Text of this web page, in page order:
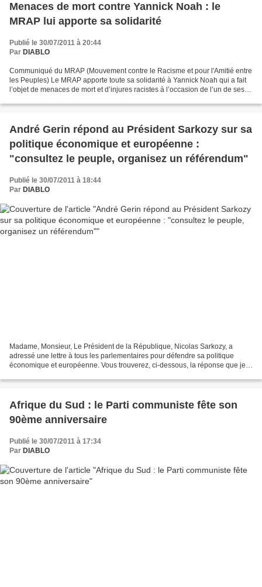
Menaces de mort contre Yannick Noah : le
MRAP lui apporte sa solidarité
Publié le 30/07/2011 à 20:44
Par DIABLO
Communiqué du MRAP (Mouvement contre le Racisme et pour l'Amitié entre
les Peuples) Le MRAP apporte toute sa solidarité à Yannick Noah qui a fait
l’objet de menaces de mort et d’injures racistes à l’occasion de l’un de ses
André Gerin répond au Président Sarkozy sur sa
politique économique et européenne :
"consultez le peuple, organisez un référendum"
Publié le 30/07/2011 à 18:44
Par DIABLO
Madame, Monsieur, Le Président de la République, Nicolas Sarkozy, a
adressé une lettre à tous les parlementaires pour défendre sa politique
économique et européenne. Vous trouverez, ci-dessous, la réponse que je
Afrique du Sud : le Parti communiste fête son
90ème anniversaire
Publié le 30/07/2011 à 17:34
Par DIABLO